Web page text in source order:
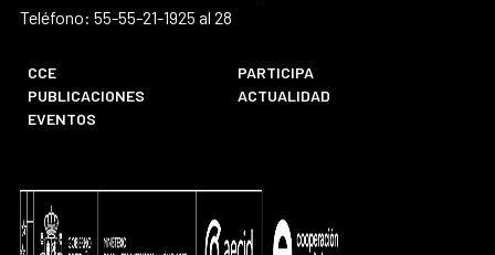
Teléfono: 55-55-21-1925 al 28
CCE
PARTICIPA
PUBLICACIONES
ACTUALIDAD
EVENTOS